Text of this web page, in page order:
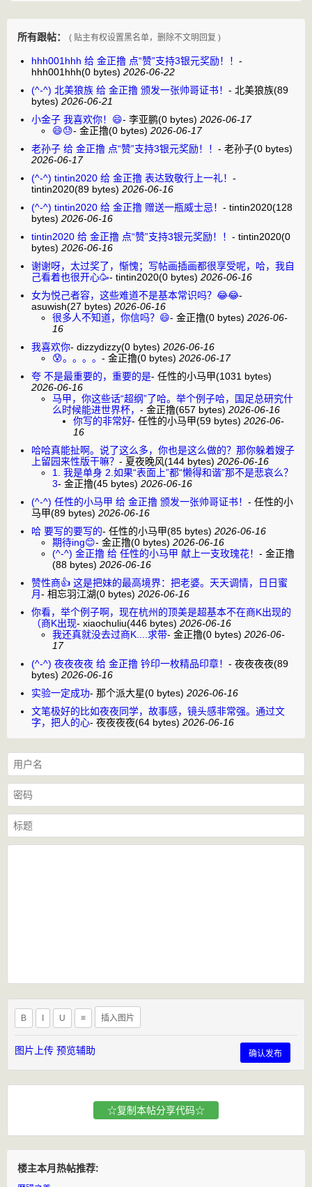
所有跟帖： ( 贴主有权设置黑名单，删除不文明回复 )
hhh001hhh 给 金正撸 点“赞”支持3银元奖励！！ -
hhh001hhh(0 bytes) 2026-06-22
(^-^) 北美狼族 给 金正撸 颁发一张帅哥证书！ - 北美狼族(89
bytes) 2026-06-21
小金子 我喜欢你！😄- 李亚鹏(0 bytes) 2026-06-17
😄😓- 金正撸(0 bytes) 2026-06-17
老孙子 给 金正撸 点“赞”支持3银元奖励！！ - 老孙子(0 bytes)
2026-06-17
(^-^) tintin2020 给 金正撸 表达致敬行上一礼！ -
tintin2020(89 bytes) 2026-06-16
(^-^) tintin2020 给 金正撸 赠送一瓶威士忌！ - tintin2020(128
bytes) 2026-06-16
tintin2020 给 金正撸 点“赞”支持3银元奖励！！ - tintin2020(0
bytes) 2026-06-16
谢谢呀，太过奖了，惭愧；写帖画插画都很享受呢，哈，我自
己看着也很开心🥳- tintin2020(0 bytes) 2026-06-16
女为悦己者容，这些难道不是基本常识吗？😂😂-
asuwish(27 bytes) 2026-06-16
很多人不知道，你信吗？😄- 金正撸(0 bytes) 2026-06-
16
我喜欢你- dizzydizzy(0 bytes) 2026-06-16
😰。。。。 - 金正撸(0 bytes) 2026-06-17
夸 不是最重要的，重要的是- 任性的小马甲(1031 bytes)
2026-06-16
马甲，你这些话“超纲”了哈。举个例子哈，国足总研究什
么时候能进世界杯， - 金正撸(657 bytes) 2026-06-16
你写的非常好- 任性的小马甲(59 bytes) 2026-06-
16
哈哈真能扯啊。说了这么多，你也是这么做的？那你躲着嫂子
上留园来性版干嘛？ - 夏夜晚风(144 bytes) 2026-06-16
1. 我是单身 2.如果“表面上”都“懒得和谐”那不是悲哀么？
3- 金正撸(45 bytes) 2026-06-16
(^-^) 任性的小马甲 给 金正撸 颁发一张帅哥证书！ - 任性的小
马甲(89 bytes) 2026-06-16
哈 要写的要写的- 任性的小马甲(85 bytes) 2026-06-16
期待ing😊- 金正撸(0 bytes) 2026-06-16
(^-^) 金正撸 给 任性的小马甲 献上一支玫瑰花！ - 金正撸
(88 bytes) 2026-06-16
赞性商👍 这是把妹的最高境界：把老婆。天天调情，日日蜜
月- 相忘羽江湖(0 bytes) 2026-06-16
你看，举个例子啊，现在杭州的顶美是超基本不在商K出现的
（商K出现- xiaochuliu(446 bytes) 2026-06-16
我还真就没去过商K....求带- 金正撸(0 bytes) 2026-06-
17
(^-^) 夜夜夜夜 给 金正撸 钤印一枚精品印章！ - 夜夜夜夜(89
bytes) 2026-06-16
实验一定成功- 那个派大星(0 bytes) 2026-06-16
文笔极好的比如夜夜同学，故事感，镜头感非常强。通过文
字，把人的心- 夜夜夜夜(64 bytes) 2026-06-16
B I U ≡ 插入图片
图片上传 预览辅助 确认发布
☆复制本帖分享代码☆
楼主本月热帖推荐: